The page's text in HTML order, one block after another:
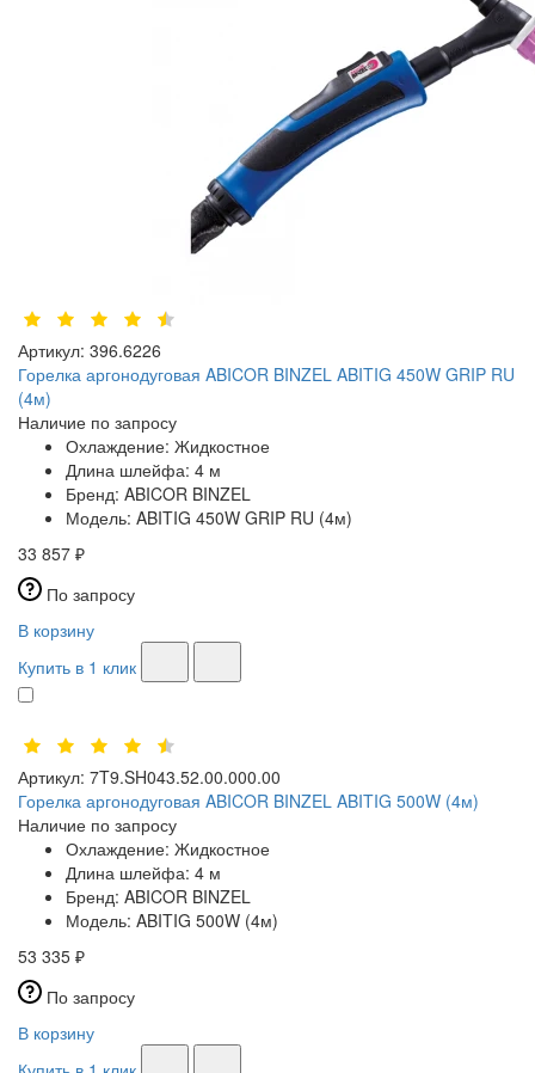
Артикул: 396.6226
Горелка аргонодуговая ABICOR BINZEL ABITIG 450W GRIP RU
(4м)
Наличие по запросу
Охлаждение: Жидкостное
Длина шлейфа: 4 м
Бренд: ABICOR BINZEL
Модель: ABITIG 450W GRIP RU (4м)
33 857 ₽
По запросу
В корзину
Купить в 1 клик
Артикул: 7T9.SH043.52.00.000.00
Горелка аргонодуговая ABICOR BINZEL ABITIG 500W (4м)
Наличие по запросу
Охлаждение: Жидкостное
Длина шлейфа: 4 м
Бренд: ABICOR BINZEL
Модель: ABITIG 500W (4м)
53 335 ₽
По запросу
В корзину